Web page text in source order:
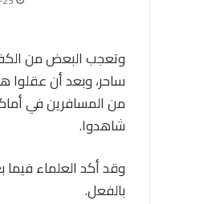
وتعجب البعض من
ساحر، وبعد أن عقلوا
من المسافرين في
شاهدوا.
وقد أكد العلماء
بالفعل.